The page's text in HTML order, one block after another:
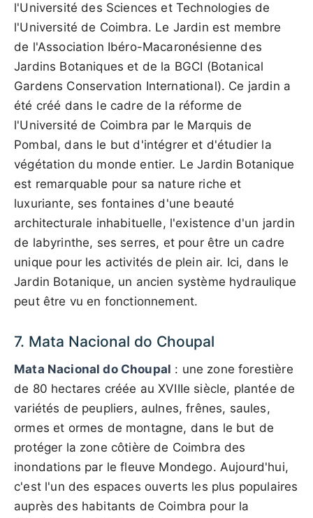
l'Université des Sciences et Technologies de
l'Université de Coimbra. Le Jardin est membre
de l'Association Ibéro-Macaronésienne des
Jardins Botaniques et de la BGCI (Botanical
Gardens Conservation International). Ce jardin a
été créé dans le cadre de la réforme de
l'Université de Coimbra par le Marquis de
Pombal, dans le but d'intégrer et d'étudier la
végétation du monde entier. Le Jardin Botanique
est remarquable pour sa nature riche et
luxuriante, ses fontaines d'une beauté
architecturale inhabituelle, l'existence d'un jardin
de labyrinthe, ses serres, et pour être un cadre
unique pour les activités de plein air. Ici, dans le
Jardin Botanique, un ancien système hydraulique
peut être vu en fonctionnement.
7. Mata Nacional do Choupal
Mata Nacional do Choupal : une zone forestière
de 80 hectares créée au XVIIIe siècle, plantée de
variétés de peupliers, aulnes, frênes, saules,
ormes et ormes de montagne, dans le but de
protéger la zone côtière de Coimbra des
inondations par le fleuve Mondego. Aujourd'hui,
c'est l'un des espaces ouverts les plus populaires
auprès des habitants de Coimbra pour la